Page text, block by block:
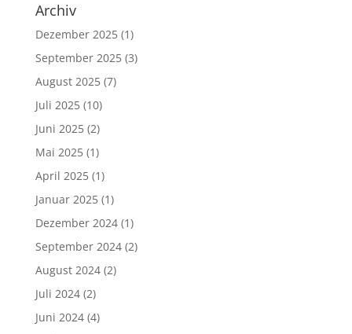
Archiv
Dezember 2025(1)
September 2025(3)
August 2025(7)
Juli 2025(10)
Juni 2025(2)
Mai 2025(1)
April 2025(1)
Januar 2025(1)
Dezember 2024(1)
September 2024(2)
August 2024(2)
Juli 2024(2)
Juni 2024(4)